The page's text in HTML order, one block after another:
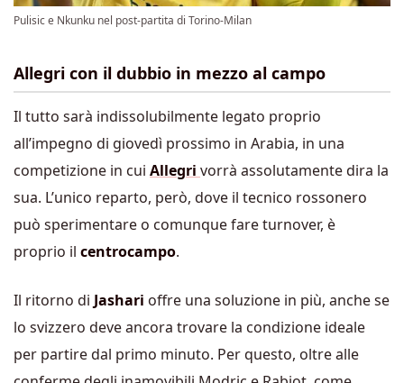
Pulisic e Nkunku nel post-partita di Torino-Milan
Allegri con il dubbio in mezzo al campo
Il tutto sarà indissolubilmente legato proprio
all’impegno di giovedì prossimo in Arabia, in una
competizione in cui Allegri vorrà assolutamente dira la
sua. L’unico reparto, però, dove il tecnico rossonero
può sperimentare o comunque fare turnover, è
proprio il centrocampo.
Il ritorno di Jashari offre una soluzione in più, anche se
lo svizzero deve ancora trovare la condizione ideale
per partire dal primo minuto. Per questo, oltre alle